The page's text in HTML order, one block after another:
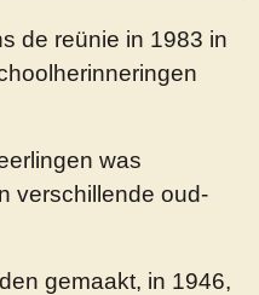
de reünie in 1983 in
was
verschillende oud-
gemaakt, in 1946,